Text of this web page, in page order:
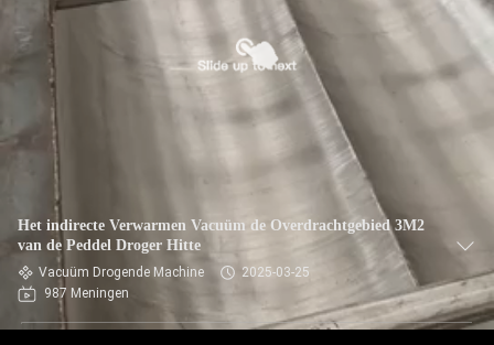
Het indirecte Verwarmen Vacuüm de Overdrachtgebied 3M2
van de Peddel Droger Hitte
Vacuüm Drogende Machine
2025-03-25
987 Meningen